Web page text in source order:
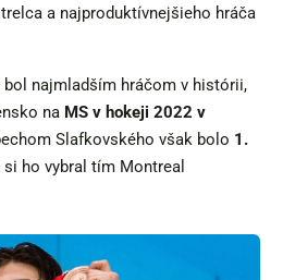
a najproduktívnejšieho hráča
najmladším hráčom v histórii,
na MS v hokeji 2022 v
Slafkovského však bolo 1.
si ho vybral tím Montreal